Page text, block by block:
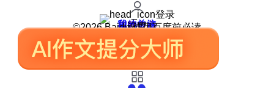
登录
我的关注
我的收藏
皮肤中心
用户反馈
设置
©2026 Baidu 使用百度前必读